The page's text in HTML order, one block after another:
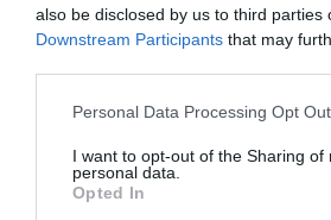
also be disclosed by us to third parties
Downstream Participants that may
Please note that this website/app uses
not limited to your visit or usage
grant or deny consent to Google and
use your data for below specified
Personal Data Processing Opt
I want to opt-out of the Sharing of
personal data.
Opted In